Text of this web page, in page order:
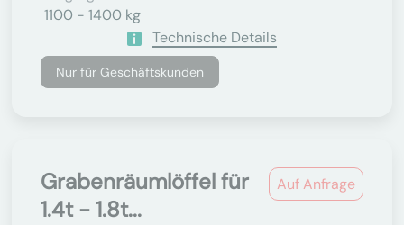
1100 - 1400 kg
Technische Details
Nur für Geschäftskunden
Auf Anfrage
Grabenräumlöffel für
1.4t - 1.8t...